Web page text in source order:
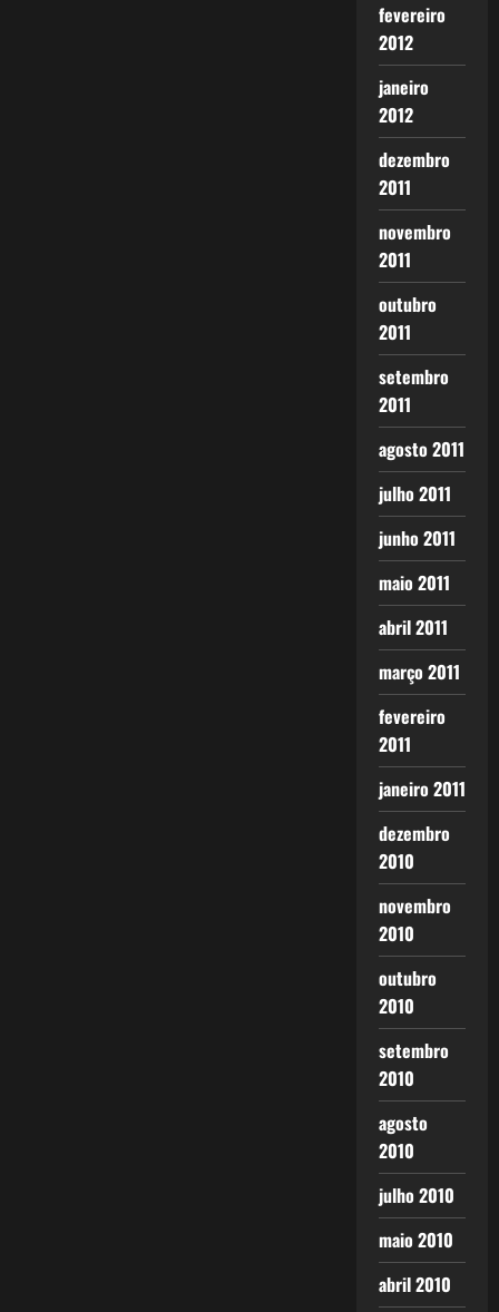
fevereiro
2012
janeiro
2012
dezembro
2011
novembro
2011
outubro
2011
setembro
2011
agosto 2011
julho 2011
junho 2011
maio 2011
abril 2011
março 2011
fevereiro
2011
janeiro 2011
dezembro
2010
novembro
2010
outubro
2010
setembro
2010
agosto
2010
julho 2010
maio 2010
abril 2010